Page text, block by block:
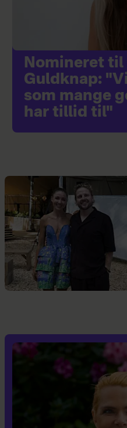
Nomineret til
Guldknap:
som mange
har tillid til"